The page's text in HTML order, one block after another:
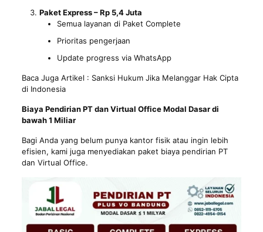
Paket Express – Rp 5,4 Juta
Semua layanan di Paket Complete
Prioritas pengerjaan
Update progress via WhatsApp
Baca Juga Artikel : Sanksi Hukum Jika Melanggar Hak Cipta
di Indonesia
Biaya Pendirian PT dan Virtual Office Modal Dasar di
bawah 1 Miliar
Bagi Anda yang belum punya kantor fisik atau ingin lebih
efisien, kami juga menyediakan paket biaya pendirian PT
dan Virtual Office.